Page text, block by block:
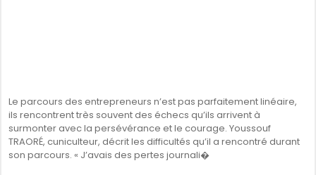
Le parcours des entrepreneurs n’est pas parfaitement linéaire,
ils rencontrent très souvent des échecs qu’ils arrivent à
surmonter avec la persévérance et le courage. Youssouf
TRAORÉ, cuniculteur, décrit les difficultés qu’il a rencontré durant
son parcours. « J’avais des pertes journali�